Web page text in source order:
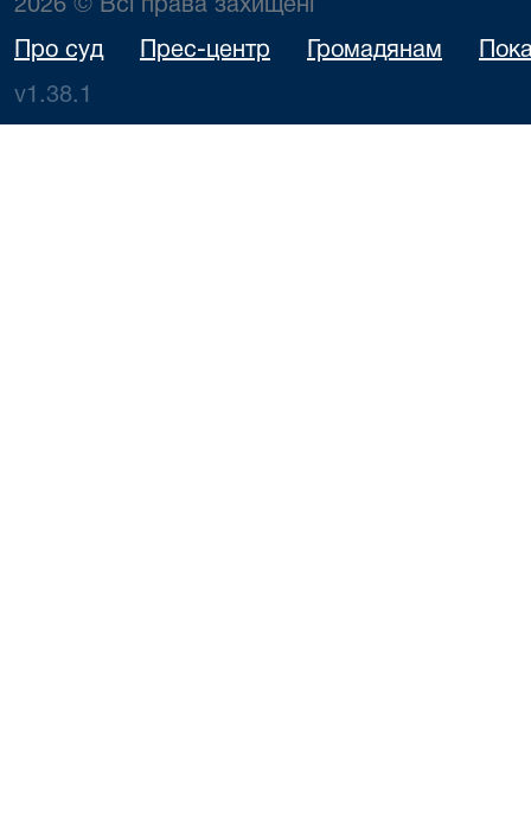
2026 © Всі права захищені
Про суд Прес-центр Громадянам
v1.38.1